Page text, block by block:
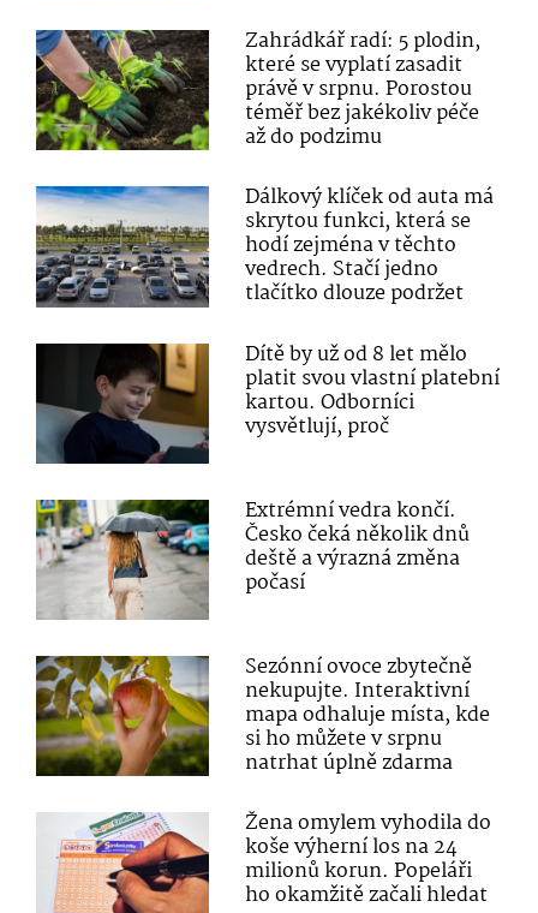
Zahrádkář radí: 5 plodin,
které se vyplatí zasadit
právě v srpnu. Porostou
téměř bez jakékoliv péče
až do podzimu
Dálkový klíček od auta má
skrytou funkci, která se
hodí zejména v těchto
vedrech. Stačí jedno
tlačítko dlouze podržet
Dítě by už od 8 let mělo
platit svou vlastní platební
kartou. Odborníci
vysvětlují, proč
Extrémní vedra končí.
Česko čeká několik dnů
deště a výrazná změna
počasí
Sezónní ovoce zbytečně
nekupujte. Interaktivní
mapa odhaluje místa, kde
si ho můžete v srpnu
natrhat úplně zdarma
Žena omylem vyhodila do
koše výherní los na 24
milionů korun. Popeláři
ho okamžitě začali hledat